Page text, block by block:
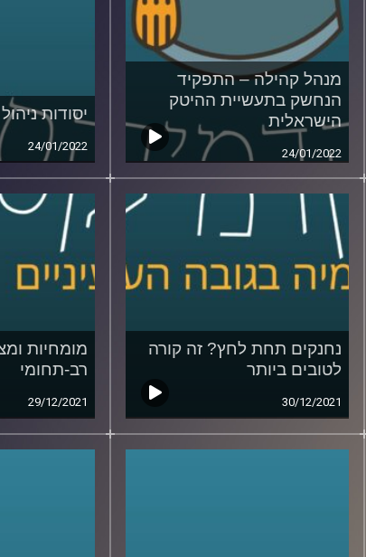
מנהל קהילה – התפקיד
הנחשק בתעשיית ההיטק
הישראלית
24/01/2022
יסודות
24/01/2022
נחנקים תחת לחץ? זה קורה
לטובים ביותר
30/12/2021
מומחיות
רב-תחומי
29/12/2021